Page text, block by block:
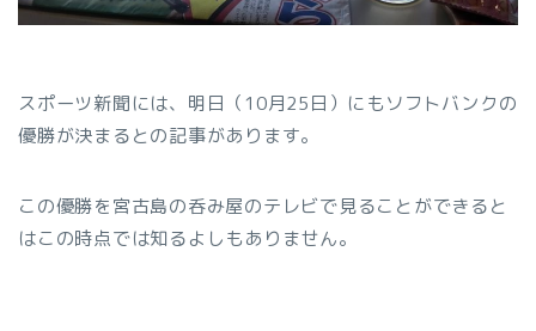
スポーツ新聞には、明日（10月25日）にもソフトバンクの
優勝が決まるとの記事があります。
この優勝を宮古島の呑み屋のテレビで見ることができると
はこの時点では知るよしもありません。